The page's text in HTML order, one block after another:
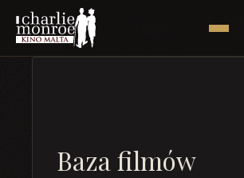
Baza filmów